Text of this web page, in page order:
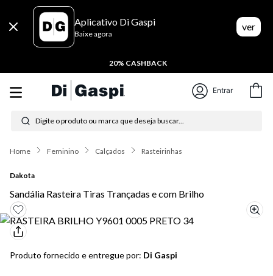
Aplicativo Di Gaspi
Baixe agora
ver
20% CASHBACK
Entrar
Digite o produto ou marca que deseja buscar...
Feminino Calçados Rasteirinhas
Dakota
Sandália Rasteira Tiras Trançadas e com Brilho
Produto fornecido e entregue por: Di Gaspi
1º tênis feminino
2º tenis
3º moletom
4º tênis masculino